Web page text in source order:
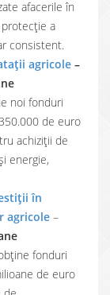
afacerile în
a
consistent.
agricole –
noi fonduri
de euro
achiziții de
energie,
în
agricole –
fonduri
de euro